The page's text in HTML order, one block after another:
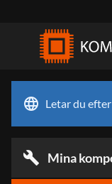
language Letar du
build Mina